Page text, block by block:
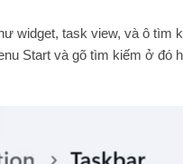
widget, task view, và ô tìm
Start và gõ tìm kiếm ở đó